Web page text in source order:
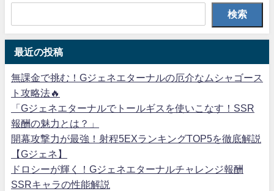
検索
最近の投稿
無課金で挑む！Gジェネエターナルの厄介なムシャゴース
ト攻略法🔥
「Gジェネエターナルでトールギスを使いこなす！SSR
報酬の魅力とは？」
開幕攻撃力が最強！射程5EXランキングTOP5を徹底解説
【Gジェネ】
ドロシーが輝く！Gジェネエターナルチャレンジ報酬
SSRキャラの性能解説